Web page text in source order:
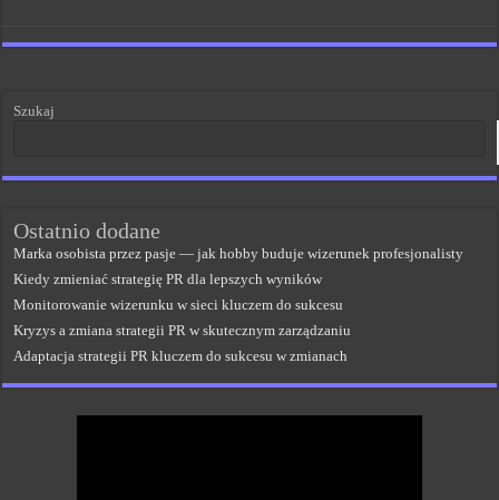
Szukaj
Ostatnio dodane
Marka osobista przez pasje — jak hobby buduje wizerunek profesjonalisty
Kiedy zmieniać strategię PR dla lepszych wyników
Monitorowanie wizerunku w sieci kluczem do sukcesu
Kryzys a zmiana strategii PR w skutecznym zarządzaniu
Adaptacja strategii PR kluczem do sukcesu w zmianach